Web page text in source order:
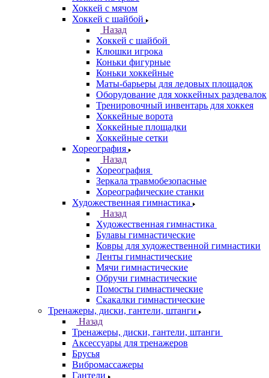
Хоккей с мячом
Хоккей с шайбой
Назад
Хоккей с шайбой
Клюшки игрока
Коньки фигурные
Коньки хоккейные
Маты-барьеры для ледовых площадок
Оборудование для хоккейных раздевалок
Тренировочный инвентарь для хоккея
Хоккейные ворота
Хоккейные площадки
Хоккейные сетки
Хореография
Назад
Хореография
Зеркала травмобезопасные
Хореографические станки
Художественная гимнастика
Назад
Художественная гимнастика
Булавы гимнастические
Ковры для художественной гимнастики
Ленты гимнастические
Мячи гимнастические
Обручи гимнастические
Помосты гимнастические
Скакалки гимнастические
Тренажеры, диски, гантели, штанги
Назад
Тренажеры, диски, гантели, штанги
Аксессуары для тренажеров
Брусья
Вибромассажеры
Гантели